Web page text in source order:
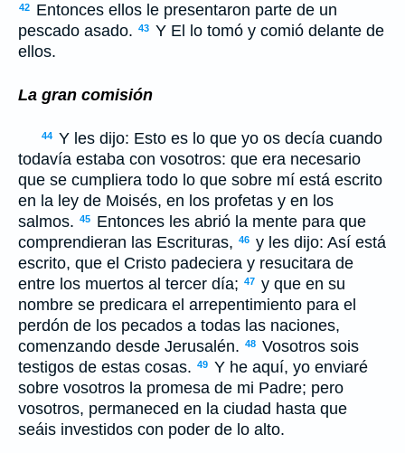
42
Entonces ellos le presentaron parte de un
pescado asado. 43 Y El lo tomó y comió delante de
ellos.
La gran comisión
44 Y les dijo: Esto es lo que yo os decía cuando
todavía estaba con vosotros: que era necesario
que se cumpliera todo lo que sobre mí está escrito
en la ley de Moisés, en los profetas y en los
salmos. 45
Entonces les abrió la mente para que
comprendieran las Escrituras, 46 y les dijo: Así está
escrito, que el Cristo padeciera y resucitara de
entre los muertos al tercer día; 47 y que en su
nombre se predicara el arrepentimiento para el
perdón de los pecados a todas las naciones,
comenzando desde Jerusalén. 48 Vosotros sois
testigos de estas cosas. 49 Y he aquí, yo enviaré
sobre vosotros la promesa de mi Padre; pero
vosotros, permaneced en la ciudad hasta que
seáis investidos con poder de lo alto.